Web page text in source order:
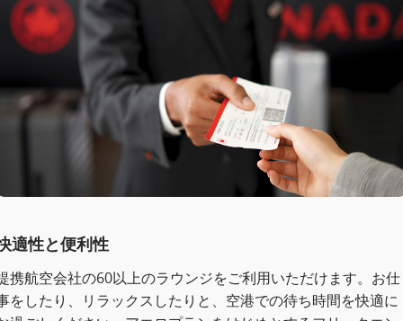
適性と便利性
携航空会社の60以上のラウンジをご利用いただけます。お仕
をしたり、リラックスしたりと、空港での待ち時間を快適に